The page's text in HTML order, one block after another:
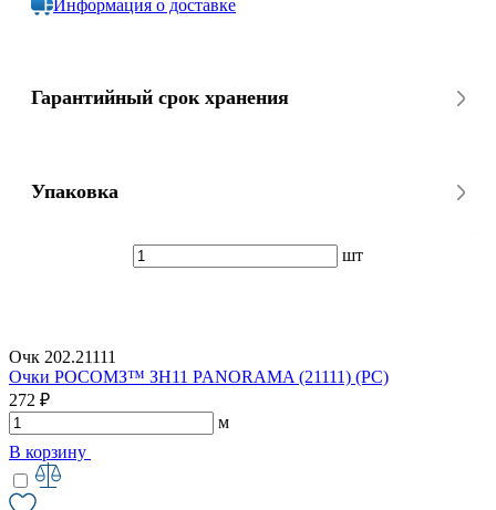
Информация о доставке
Гарантийный срок хранения
Упаковка
шт
Очк 202.21111
Очки РОСОМЗ™ ЗН11 PANORAMA (21111) (РС)
272 ₽
м
В корзину